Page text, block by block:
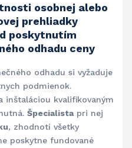
osobnej alebo
prehliadky
poskytnutím
odhadu ceny
odhadu si vyžaduje
podmienok.
inštaláciou kvalifikovaným
Špecialistapri nej
, zhodnotí všetky
poskytne fundované